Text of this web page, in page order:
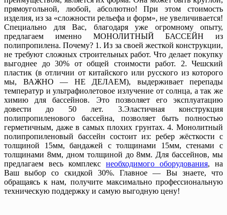
прямоугольной, любой, абсолютно! При этом стоимость
изделия, из за «сложности рельефа и форм», не увеличивается!
Специально для Вас, благодаря уже огромному опыту,
предлагаем именно МОНОЛИТНЫЙ БАССЕЙН из
полипропилена. Почему? 1. Из за своей жесткой конструкции,
не требуют сложных строительных работ. Что делает покупку
выгоднее до 30% от общей стоимости работ. 2. Чешский
пластик (в отличии от китайского или русского из которого
мы, ВАЖНО — НЕ ДЕЛАЕМ), выдерживает перепады
температур и ультрафиолетовое излучение от солнца, а так же
химию для бассейнов. Это позволяет его эксплуатацию
довести до 50 лет. 3.Эластичная конструкция
полипропиленового бассейна, позволяет быть полностью
герметичным, даже в самых плохих грунтах. 4. Монолитный
полипропиленовый бассейн состоит из: ребер жёсткости с
толщиной 15мм, бандажей с толщинами 15мм, стенами с
толщинами 8мм, дном толщиной до 8мм. Для бассейнов, мы
предлагаем весь комплекс необходимого оборудования, на
Ваш выбор со скидкой 30%. Главное — Вы знаете, что
обращаясь к нам, получите максимально профессиональную
техническую поддержку и самую выгодную цену!